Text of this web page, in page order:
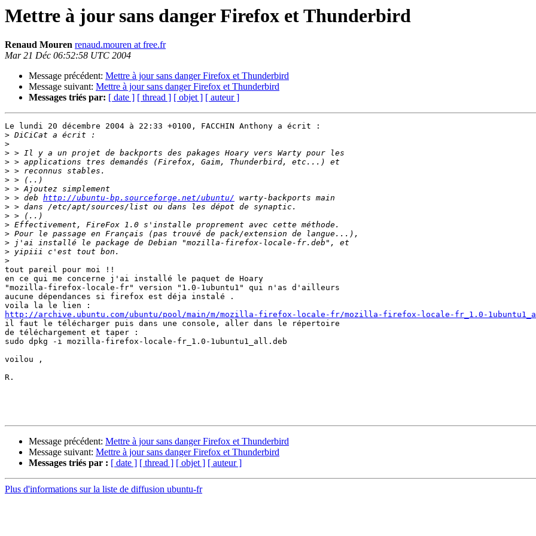
Mettre à jour sans danger Firefox et Thunderbird
Renaud Mouren renaud.mouren at free.fr
Mar 21 Déc 06:52:58 UTC 2004
Message précédent: Mettre à jour sans danger Firefox et Thunderbird
Message suivant: Mettre à jour sans danger Firefox et Thunderbird
Messages triés par: [ date ] [ thread ] [ objet ] [ auteur ]
Le lundi 20 décembre 2004 à 22:33 +0100, FACCHIN Anthony a écrit :
>
>
>
>
>
>
>
> > deb http://ubuntu-bp.sourceforge.net/ubuntu/
>
>
>
>
>
>
>
tout pareil pour moi !!
en ce qui me concerne j'ai installé le paquet de Hoary
"mozilla-firefox-locale-fr" version "1.0-1ubuntu1" qui n'as d'ailleurs
aucune dépendances si firefox est déja instalé .
http://archive.ubuntu.com/ubuntu/pool/main/m/mozilla-firefox-locale-fr/mozilla-firefox-locale-fr_1.0-
il faut le télécharger puis dans une console, aller dans le répertoire
de téléchargement et taper :
sudo dpkg -i mozilla-firefox-locale-fr_1.0-1ubuntu1_all.deb
voilou ,
R.
Message précédent: Mettre à jour sans danger Firefox et Thunderbird
Message suivant: Mettre à jour sans danger Firefox et Thunderbird
Messages triés par : [ date ] [ thread ] [ objet ] [ auteur ]
Plus d'informations sur la liste de diffusion ubuntu-fr